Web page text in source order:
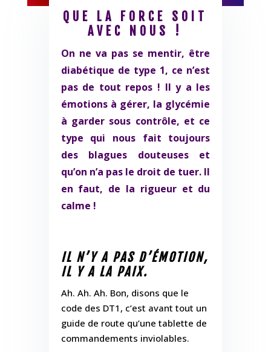
QUE LA FORCE SOIT
AVEC NOUS !
On ne va pas se mentir, être
diabétique de type 1, ce n’est
pas de tout repos ! Il y a les
émotions à gérer, la glycémie
à garder sous contrôle, et ce
type qui nous fait toujours
des blagues douteuses et
qu’on n’a pas le droit de tuer. Il
en faut, de la rigueur et du
calme !
IL N’Y A PAS D’ÉMOTION,
IL Y A LA PAIX.
Ah. Ah. Ah. Bon, disons que le
code des DT1, c’est avant tout un
guide de route qu’une tablette de
commandements inviolables.